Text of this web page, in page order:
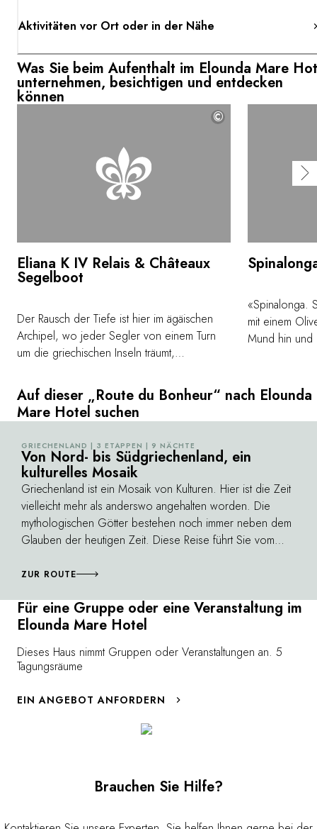
Aktivitäten vor Ort oder in der Nähe
Brauchen Sie Hilfe?
Auf dieser „Route du Bonheur“ nach Elounda
Mare Hotel suchen
GRIECHENLAND | 3 ETAPPEN | 9 NÄCHTE
Von Nord- bis Südgriechenland, ein
kulturelles Mosaik
Griechenland ist ein Mosaik von Kulturen. Hier ist die Zeit
vielleicht mehr als anderswo angehalten worden. Die
mythologischen Götter bestehen noch immer neben dem
Glauben der heutigen Zeit. Diese Reise führt Sie vom
die gleichzeitig archäologisch, touristisch, kulturell und
Insel Mykonos oder auf der großen Insel Kreta, diese
Reise macht Lust darauf, die Verse der Odyssee auf dem
kristallklaren Wasser der ägäis (erneut) zu lesen.
ZUR ROUTE
Für eine Gruppe oder eine Veranstaltung im
Elounda Mare Hotel
Dieses Haus nimmt Gruppen oder Veranstaltungen an. 5
Tagungsräume
EIN ANGEBOT ANFORDERN
Was Sie beim Aufenthalt im Elounda Mare
unternehmen, besichtigen und entdecken
können
©
Eliana K IV Relais & Châteaux
Segelboot
Der Rausch der Tiefe ist hier im ägäischen
Archipel, wo jeder Segler von einem Turn
um die griechischen Inseln träumt,
Erlebnis mit unserem einmaligen Bermuda-
Ketch Segelboot Eliana K IV. Es wurde von
Steve Bazell entworfen und von Southampton
«Spinalonga.
mit einem
Mund hin
näherte [...].
wo echte
Bestseller